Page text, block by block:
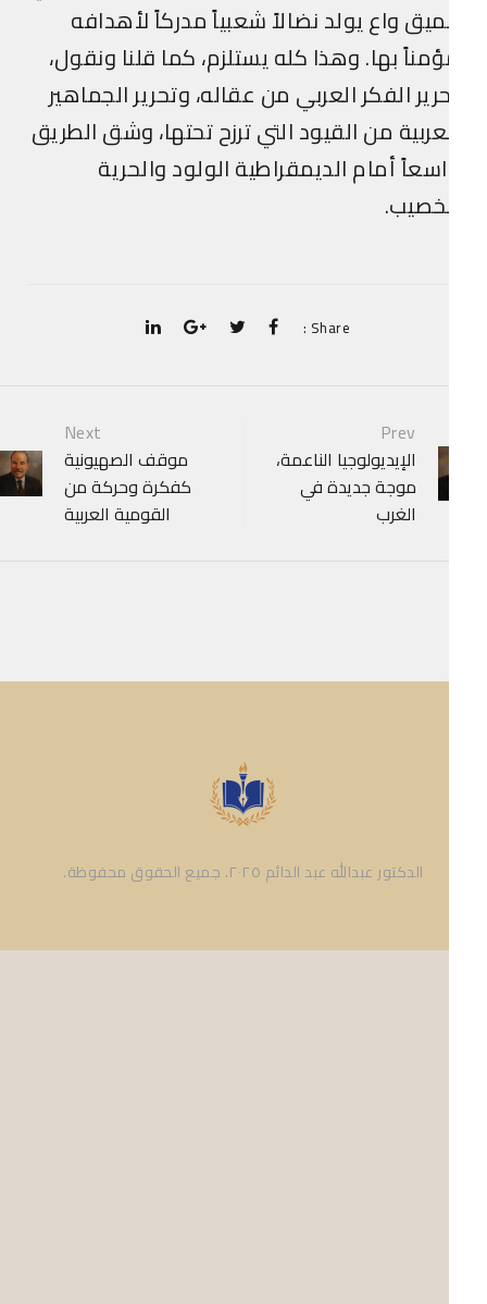
واع يولد نضالاً شعبياً مدركاً لأهدافه
بها. وهذا كله يستلزم، كما قلنا ونقول،
الفكر العربي من عقاله، وتحرير الجماهير
من القيود التي ترزح تحتها، وشق الطريق
أمام الديمقراطية الولود والحرية
Share :
الإيديولوجيا الناعمة،
موجة جديدة في
الغرب
موقف الصهيونية
كفكرة وحركة من
القومية العربية
الدكتور عبدالله عبد الدائم ٢٠٢٥. جميع الحقوق محفوظة.